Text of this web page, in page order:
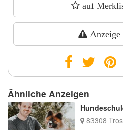
auf
Anzeige
Ähnliche Anzeigen
83308